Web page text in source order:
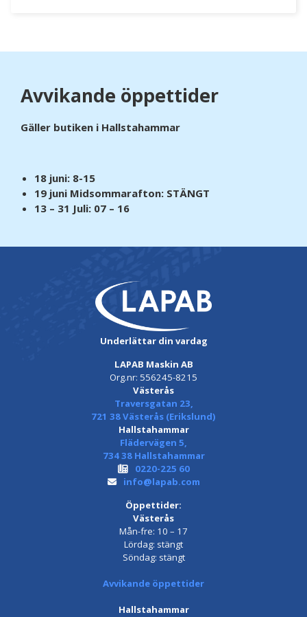
Avvikande öppettider
Gäller butiken i Hallstahammar
18 juni: 8-15
19 juni Midsommarafton: STÄNGT
13 – 31 Juli: 07 – 16
Underlättar din vardag
LAPAB Maskin AB
Org.nr: 556245-8215
Västerås
Traversgatan 23,
721 38 Västerås (Erikslund)
Hallstahammar
Flädervägen 5,
734 38 Hallstahammar
0220-225 60
info@lapab.com
Öppettider:
Västerås
Mån-fre: 10 – 17
Lördag: stängt
Söndag: stängt
Avvikande öppettider
Hallstahammar